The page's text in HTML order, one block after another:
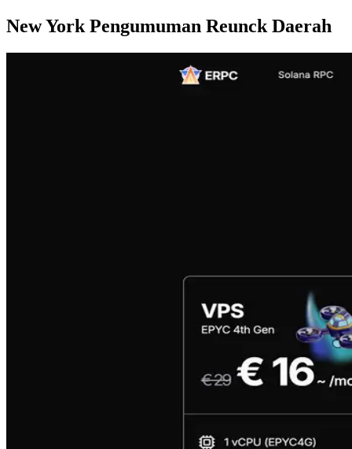
New York Pengumuman Reunck Daerah